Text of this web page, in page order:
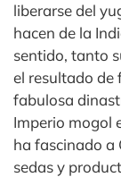
liberarse del
hacen de la
sentido, tanto
el resultado de
fabulosa
Imperio mogol
ha fascinado a
sedas y